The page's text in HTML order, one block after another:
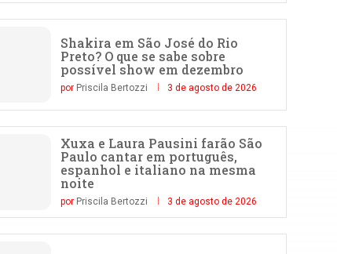
Shakira em São José do Rio
Preto? O que se sabe sobre
possível show em dezembro
por Priscila Bertozzi 3 de agosto de 2026
Xuxa e Laura Pausini farão São
Paulo cantar em português,
espanhol e italiano na mesma
noite
por Priscila Bertozzi 3 de agosto de 2026